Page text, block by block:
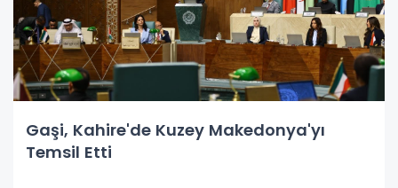
Gaşi, Kahire'de Kuzey Makedonya'yı
Temsil Etti